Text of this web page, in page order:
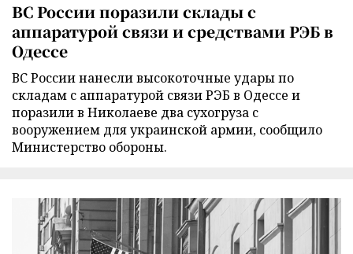
ВС России поразили склады с
аппаратурой связи и средствами РЭБ в
Одессе
ВС России нанесли высокоточные удары по
складам с аппаратурой связи РЭБ в Одессе и
поразили в Николаеве два сухогруза с
вооружением для украинской армии, сообщило
Министерство обороны.